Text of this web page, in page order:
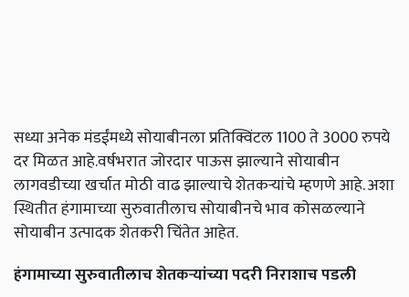
सध्या अनेक मंडईंमध्ये सोयाबीनला प्रतिक्विंटल 1100 ते 3000 रुपये
दर मिळत आहे.वर्षभरात जोरदार पाऊस झाल्याने सोयाबीन
लागवडीच्या खर्चात मोठी वाढ झाल्याचे शेतकऱ्यांचे म्हणणे आहे. अशा
स्थितीत हंगामाच्या सुरुवातीलाच सोयाबीनचे भाव कोसळल्याने
सोयाबीन उत्पादक शेतकरी चिंतेत आहेत.
हंगामाच्या सुरुवातीलाच शेतकऱ्यांच्या पदरी निराशाच पडली